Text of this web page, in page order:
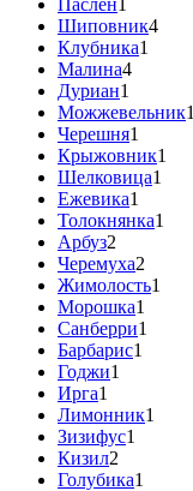
Паслен1
Шиповник4
Клубника1
Малина4
Дуриан1
Можжевельник1
Черешня1
Крыжовник1
Шелковица1
Ежевика1
Толокнянка1
Арбуз2
Черемуха2
Жимолость1
Морошка1
Санберри1
Барбарис1
Годжи1
Ирга1
Лимонник1
Зизифус1
Кизил2
Голубика1